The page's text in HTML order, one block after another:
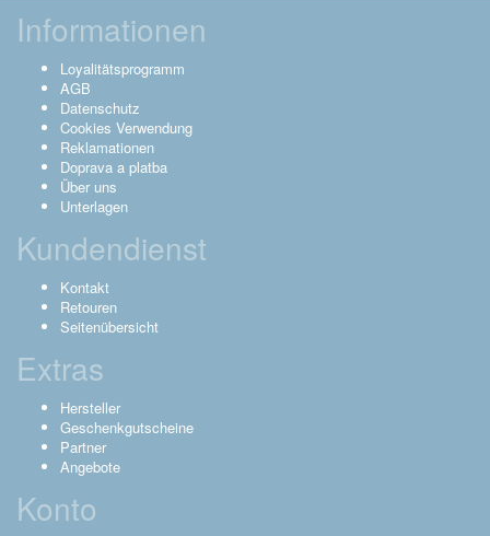
Informationen
Loyalitätsprogramm
AGB
Datenschutz
Cookies Verwendung
Reklamationen
Doprava a platba
Über uns
Unterlagen
Kundendienst
Kontakt
Retouren
Seitenübersicht
Extras
Hersteller
Geschenkgutscheine
Partner
Angebote
Konto